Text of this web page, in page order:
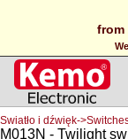
from
Swiatło i dźwięk-
M013N - Twilight